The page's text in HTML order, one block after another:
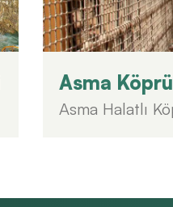
Asma
Asma Halatlı